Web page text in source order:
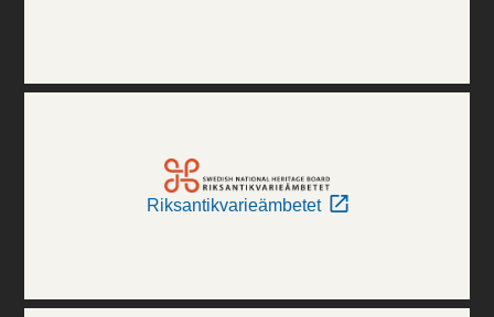
Riksantikvarieämbetet